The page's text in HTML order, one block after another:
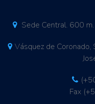
Sede Central. 600
Vásquez de
Fax